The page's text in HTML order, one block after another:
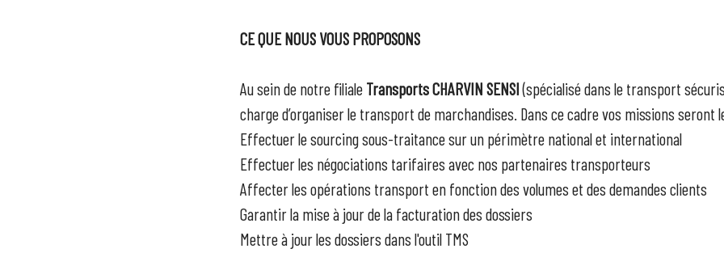
CE QUE NOUS VOUS PROPOSONS
Au sein de notre filiale Transports CHARVIN SENSI(spécialisé dans le transport
charge d’organiser le transport de marchandises. Dans ce cadre vos missions seront
Effectuer le sourcing sous-traitance sur un périmètre national et international
Effectuer les négociations tarifaires avec nos partenaires transporteurs
Affecter les opérations transport en fonction des volumes et des demandes clients
Garantir la mise à jour de la facturation des dossiers
Mettre à jour les dossiers dans l'outil TMS